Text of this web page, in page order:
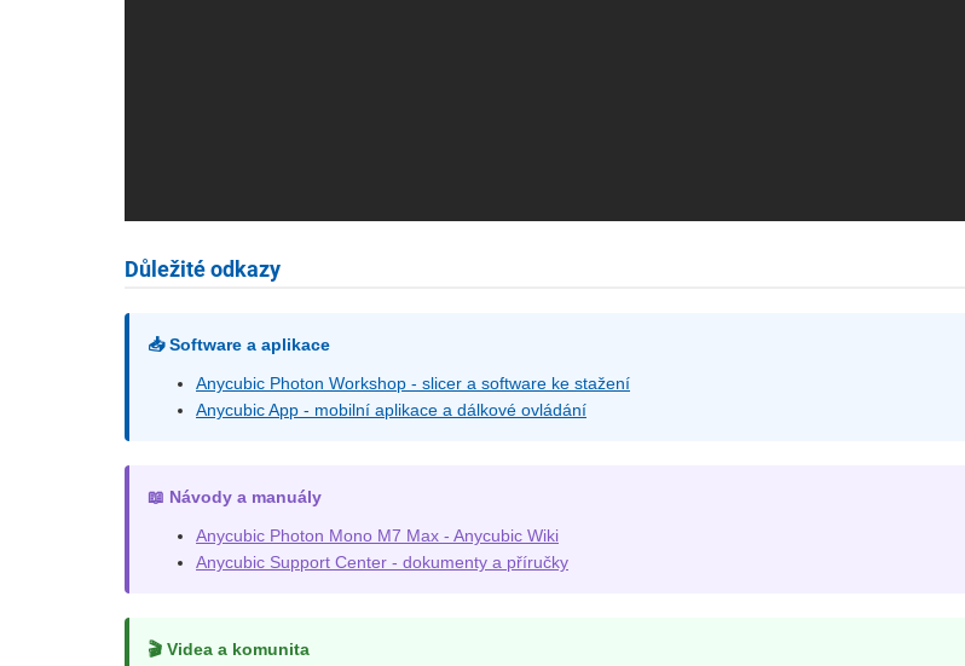
Důležité odkazy
📥 Software a aplikace
Anycubic Photon Workshop - slicer a software ke stažení
Anycubic App - mobilní aplikace a dálkové ovládání
📖 Návody a manuály
Anycubic Photon Mono M7 Max - Anycubic Wiki
Anycubic Support Center - dokumenty a příručky
🎬 Videa a komunita